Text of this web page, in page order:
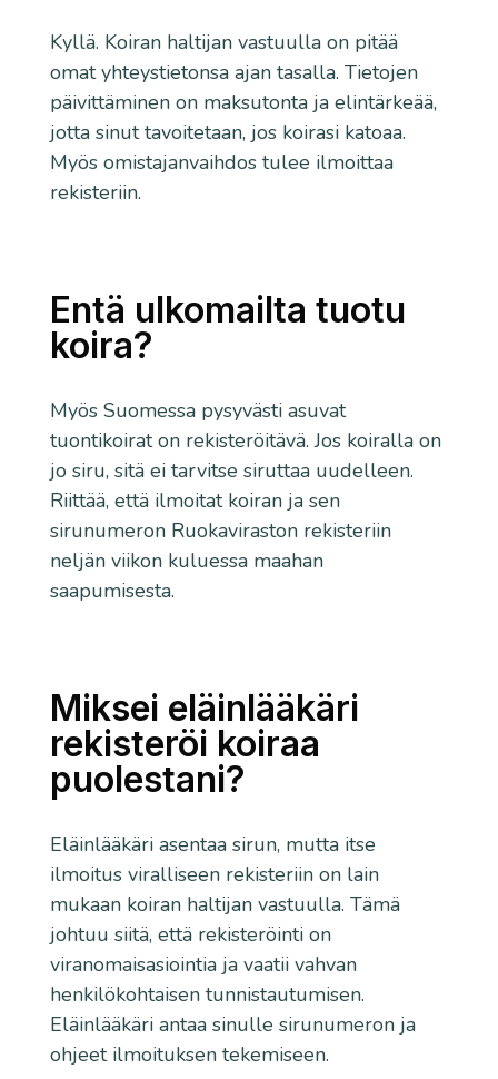
Kyllä. Koiran haltijan vastuulla on pitää
omat yhteystietonsa ajan tasalla. Tietojen
päivittäminen on maksutonta ja elintärkeää,
jotta sinut tavoitetaan, jos koirasi katoaa.
Myös omistajanvaihdos tulee ilmoittaa
rekisteriin.
Entä ulkomailta tuotu
koira?
Myös Suomessa pysyvästi asuvat
tuontikoirat on rekisteröitävä. Jos koiralla on
jo siru, sitä ei tarvitse siruttaa uudelleen.
Riittää, että ilmoitat koiran ja sen
sirunumeron Ruokaviraston rekisteriin
neljän viikon kuluessa maahan
saapumisesta.
Miksei eläinlääkäri
rekisteröi koiraa
puolestani?
Eläinlääkäri asentaa sirun, mutta itse
ilmoitus viralliseen rekisteriin on lain
mukaan koiran haltijan vastuulla. Tämä
johtuu siitä, että rekisteröinti on
viranomaisasiointia ja vaatii vahvan
henkilökohtaisen tunnistautumisen.
Eläinlääkäri antaa sinulle sirunumeron ja
ohjeet ilmoituksen tekemiseen.